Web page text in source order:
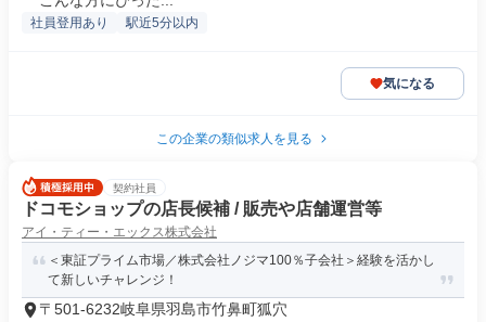
社員登用あり 駅近5分以内
気になる
この企業の類似求人を見る
契約社員
ドコモショップの店長候補 / 販売や店舗運営等
アイ・ティー・エックス株式会社
＜東証プライム市場／株式会社ノジマ100％子会社＞経験を活かし
て新しいチャレンジ！
〒501-6232岐阜県羽島市竹鼻町狐穴